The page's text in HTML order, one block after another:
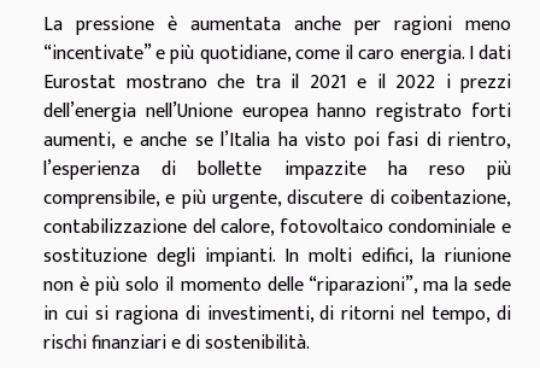
La pressione è aumentata anche per ragioni meno
“incentivate” e più quotidiane, come il caro energia. I dati
Eurostat mostrano che tra il 2021 e il 2022 i prezzi
dell’energia nell’Unione europea hanno registrato forti
aumenti, e anche se l’Italia ha visto poi fasi di rientro,
l’esperienza di bollette impazzite ha reso più
comprensibile, e più urgente, discutere di coibentazione,
contabilizzazione del calore, fotovoltaico condominiale e
sostituzione degli impianti. In molti edifici, la riunione
non è più solo il momento delle “riparazioni”, ma la sede
in cui si ragiona di investimenti, di ritorni nel tempo, di
rischi finanziari e di sostenibilità.